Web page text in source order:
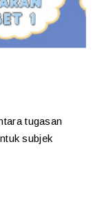
tugasan
subjek